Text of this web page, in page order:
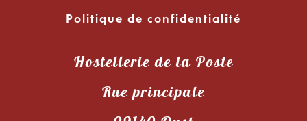
Politique de confidentialité
Hostellerie de la Poste
Rue principale